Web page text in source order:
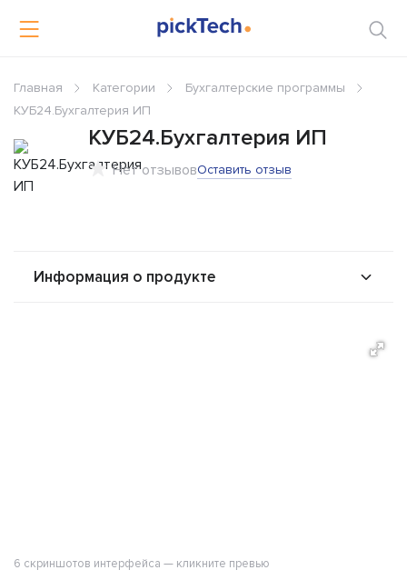
Главная Категории
Бухгалтерские программы
КУБ24.Бухгалтерия ИП
КУБ24.Бухгалтерия ИП
Нет отзывовОставить отзыв
Информация о продукте
6 скриншотов интерфейса — кликните превью